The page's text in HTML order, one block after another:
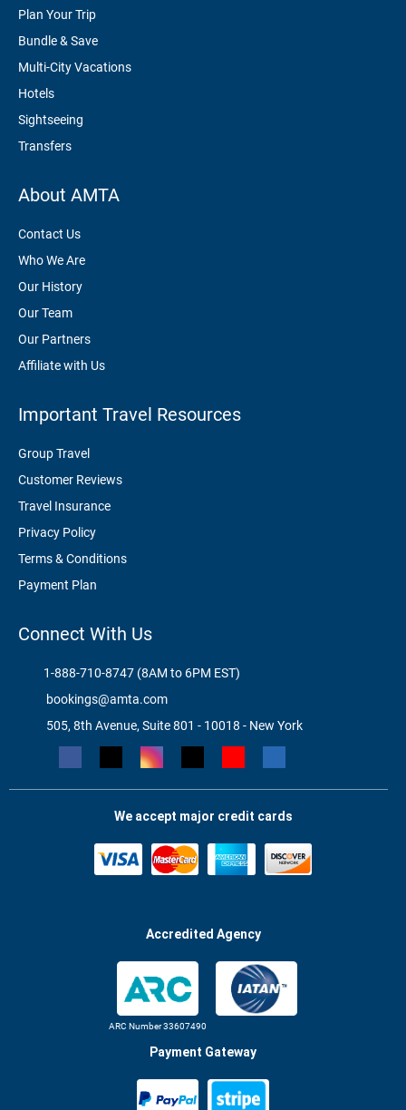
Plan Your Trip
Bundle & Save
Multi-City Vacations
Hotels
Sightseeing
Transfers
About AMTA
Contact Us
Who We Are
Our History
Our Team
Our Partners
Affiliate with Us
Important Travel Resources
Group Travel
Customer Reviews
Travel Insurance
Privacy Policy
Terms & Conditions
Payment Plan
Connect With Us
1-888-710-8747 (8AM to 6PM EST)
bookings@amta.com
505, 8th Avenue, Suite 801 - 10018 - New York
We accept major credit cards
Accredited Agency
ARC Number 33607490
Payment Gateway